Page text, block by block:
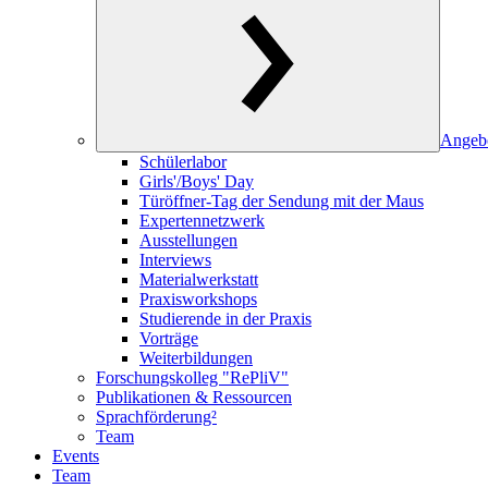
Schülerlabor
Girls'/Boys' Day
Türöffner-Tag der Sendung mit der Maus
Expertennetzwerk
Ausstellungen
Interviews
Materialwerkstatt
Praxisworkshops
Studierende in der Praxis
Vorträge
Weiterbildungen
Forschungskolleg "RePliV"
Publikationen & Ressourcen
Sprachförderung²
Team
Events
Team